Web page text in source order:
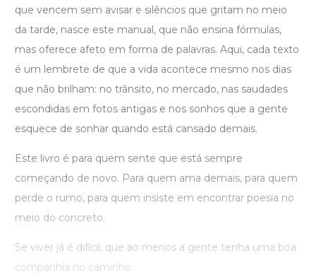
que vencem sem avisar e silêncios que gritam no meio
da tarde, nasce este manual, que não ensina fórmulas,
mas oferece afeto em forma de palavras. Aqui, cada texto
é um lembrete de que a vida acontece mesmo nos dias
que não brilham: no trânsito, no mercado, nas saudades
escondidas em fotos antigas e nos sonhos que a gente
esquece de sonhar quando está cansado demais.
Este livro é para quem sente que está sempre
começando de novo. Para quem ama demais, para quem
perde o rumo, para quem insiste em encontrar poesia no
meio do concreto.
Se viver já é difícil, que ao menos a gente tenha uma boa
companhia no caminho.